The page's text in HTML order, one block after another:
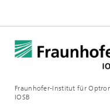
Fraunhofer-Institut für
IOSB